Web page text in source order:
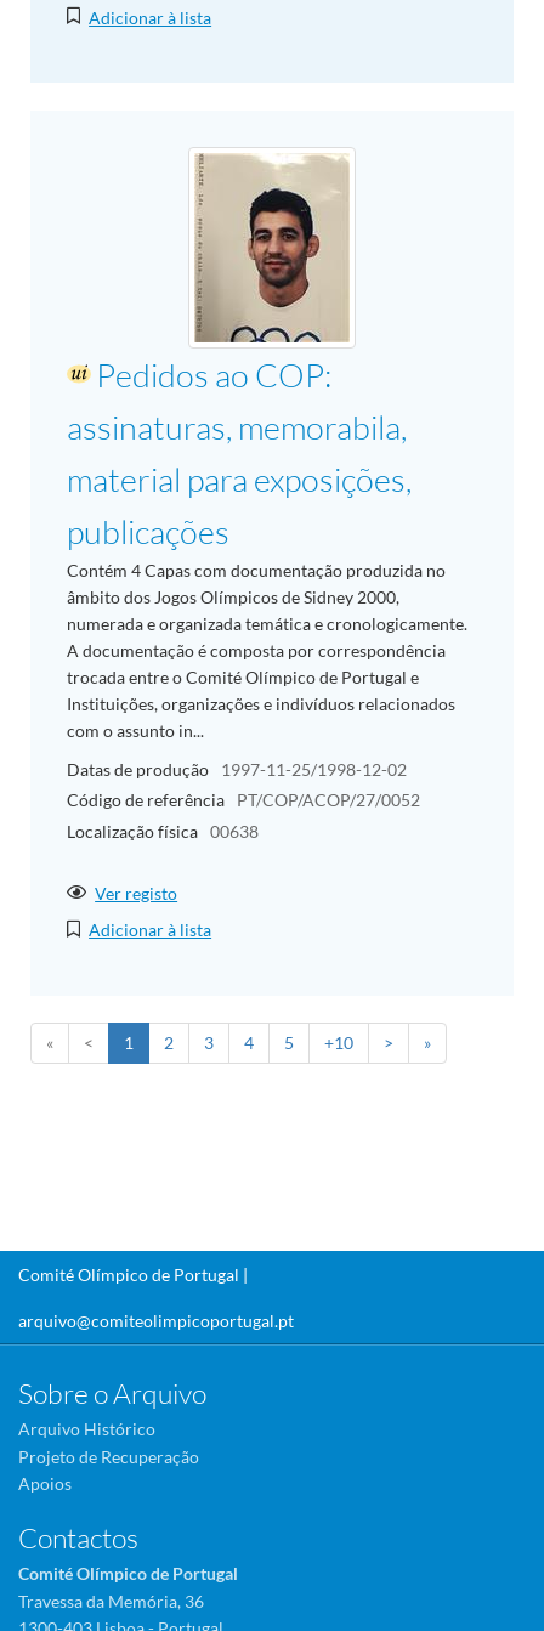
Adicionar à lista
Pedidos ao COP:
assinaturas, memorabila,
material para exposições,
publicações
Contém 4 Capas com documentação produzida no
âmbito dos Jogos Olímpicos de Sidney 2000,
numerada e organizada temática e cronologicamente.
A documentação é composta por correspondência
trocada entre o Comité Olímpico de Portugal e
Instituições, organizações e indivíduos relacionados
com o assunto in...
Datas de produção
1997-11-25/1998-12-02
Código de referência
PT/COP/ACOP/27/0052
Localização física 00638
Ver registo
Adicionar à lista
« < 1 2 3 4 5 +10 > »
Comité Olímpico de Portugal |
arquivo@comiteolimpicoportugal.pt
Sobre o Arquivo
Arquivo Histórico
Projeto de Recuperação
Apoios
Contactos
Comité Olímpico de Portugal
Travessa da Memória, 36